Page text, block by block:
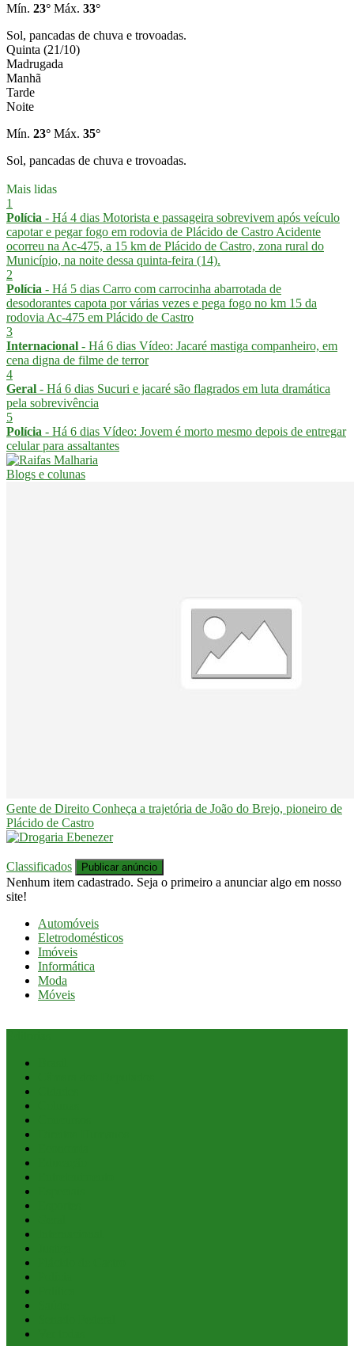
Mín. 23° Máx. 33°
Sol, pancadas de chuva e trovoadas.
Quinta (21/10)
Madrugada
Manhã
Tarde
Noite
Mín. 23° Máx. 35°
Sol, pancadas de chuva e trovoadas.
Mais lidas
1
Polícia - Há 4 dias Motorista e passageira sobrevivem após veículo
capotar e pegar fogo em rodovia de Plácido de Castro Acidente
ocorreu na Ac-475, a 15 km de Plácido de Castro, zona rural do
Município, na noite dessa quinta-feira (14).
2
Polícia - Há 5 dias Carro com carrocinha abarrotada de
desodorantes capota por várias vezes e pega fogo no km 15 da
rodovia Ac-475 em Plácido de Castro
3
Internacional - Há 6 dias Vídeo: Jacaré mastiga companheiro, em
cena digna de filme de terror
4
Geral - Há 6 dias Sucuri e jacaré são flagrados em luta dramática
pela sobrevivência
5
Polícia - Há 6 dias Vídeo: Jovem é morto mesmo depois de entregar
celular para assaltantes
Blogs e colunas
Gente de Direito Conheça a trajetória de João do Brejo, pioneiro de
Plácido de Castro
Classificados Publicar anúncio
Nenhum item cadastrado. Seja o primeiro a anunciar algo em nosso
site!
Automóveis
Eletrodomésticos
Imóveis
Informática
Moda
Móveis